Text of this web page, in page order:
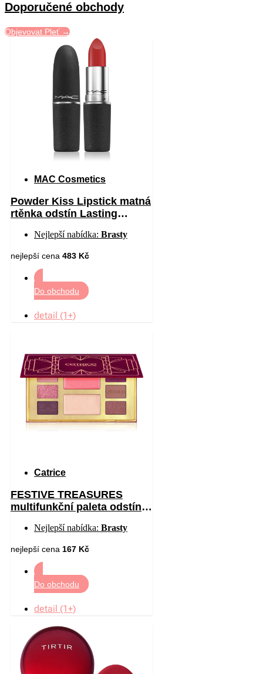
Doporučené obchody
Objevovat Pleť →
MAC Cosmetics
Powder Kiss Lipstick matná
rtěnka odstín Lasting
Nejlepší nabídka: Brasty
nejlepší cena 483 Kč
Do obchodu
detail (1+)
Catrice
FESTIVE TREASURES
multifunkční paleta odstín
Nejlepší nabídka: Brasty
nejlepší cena 167 Kč
Do obchodu
detail (1+)